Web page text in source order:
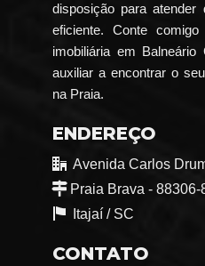
disposição para atender
eficiente. Conte
imobiliária em Balneário
auxiliar a encontrar o
na Praia.
ENDEREÇO
Avenida Carlos
Praia Brava - 88306-
Itajaí / SC
CONTATO